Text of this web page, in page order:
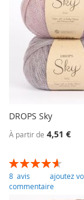
DROPS Sky
À partir de 4,51 €
Évaluation:
93
% of100
8 avis
ajoutez
commentaire